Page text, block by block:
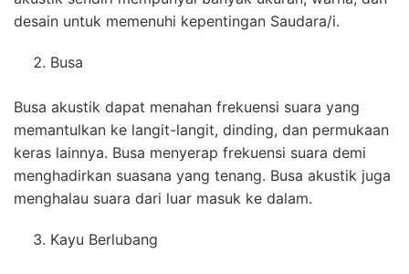
desain untuk memenuhi kepentingan Saudara/i.
Busa
Busa akustik dapat menahan frekuensi suara yang
memantulkan ke langit-langit, dinding, dan permukaan
keras lainnya. Busa menyerap frekuensi suara demi
menghadirkan suasana yang tenang. Busa akustik juga
menghalau suara dari luar masuk ke dalam.
Kayu Berlubang